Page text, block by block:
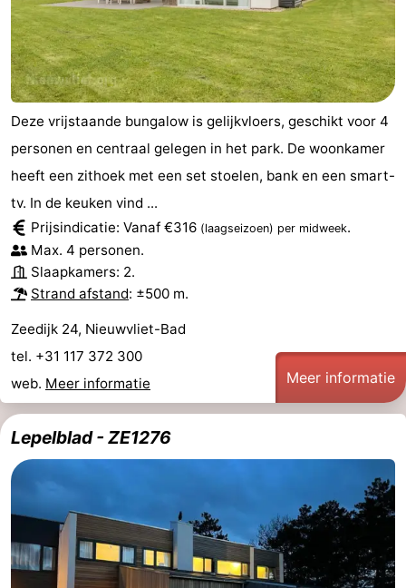
Deze vrijstaande bungalow is gelijkvloers, geschikt voor 4
personen en centraal gelegen in het park. De woonkamer
heeft een zithoek met een set stoelen, bank en een smart-
tv. In de keuken vind ...
Prijsindicatie: Vanaf €316 (laagseizoen) per midweek.
Max. 4 personen.
Slaapkamers: 2.
Strand afstand: ±500 m.
Zeedijk 24, Nieuwvliet-Bad
tel. +31 117 372 300
web. Meer informatie Meer informatie
Lepelblad - ZE1276